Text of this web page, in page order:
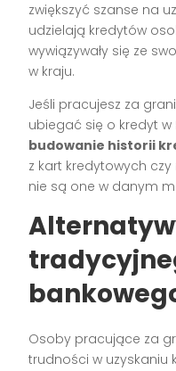
zwiększyć szanse na
udzielają kredytów
wywiązywały się ze
w kraju.
Jeśli pracujesz za
ubiegać się o kredyt w
budowanie historii
z kart kredytowych czy
nie są one w danym
Osoby pracujące za
trudności w uzyskaniu